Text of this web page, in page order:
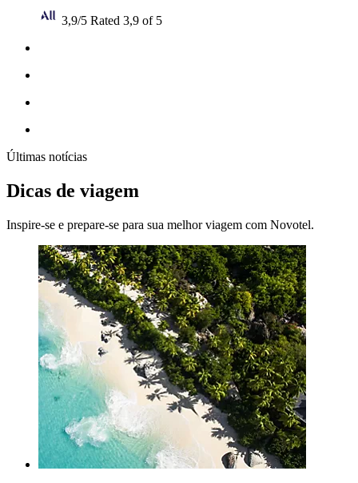
3,9/5 Rated 3,9 of 5
Últimas notícias
Dicas de viagem
Inspire-se e prepare-se para sua melhor viagem com Novotel.